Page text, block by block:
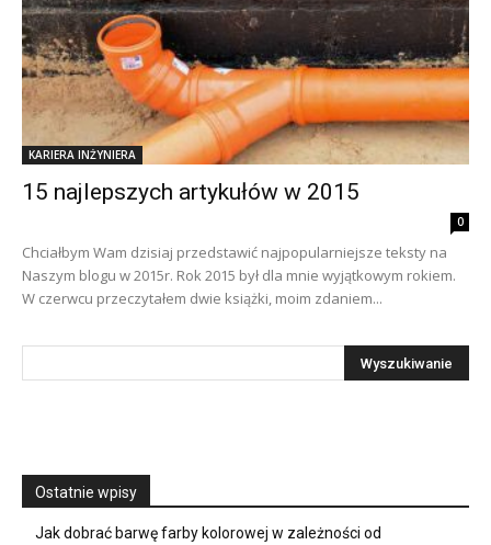
KARIERA INŻYNIERA
15 najlepszych artykułów w 2015
0
Chciałbym Wam dzisiaj przedstawić najpopularniejsze teksty na
Naszym blogu w 2015r. Rok 2015 był dla mnie wyjątkowym rokiem.
W czerwcu przeczytałem dwie książki, moim zdaniem...
Ostatnie wpisy
Jak dobrać barwę farby kolorowej w zależności od